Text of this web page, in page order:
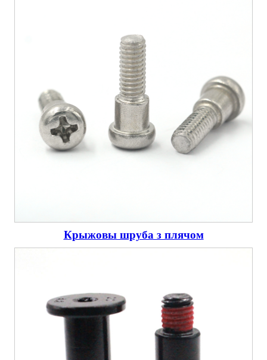
Крыжовы шруба з плячом